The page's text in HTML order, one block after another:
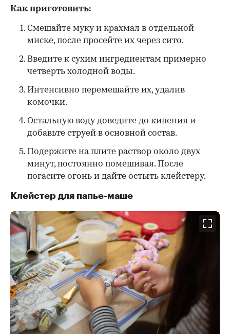
Как приготовить:
Смешайте муку и крахмал в отдельной
миске, после просейте их через сито.
Введите к сухим ингредиентам примерно
четверть холодной воды.
Интенсивно перемешайте их, удалив
комочки.
Остальную воду доведите до кипения и
добавьте струей в основной состав.
Подержите на плите раствор около двух
минут, постоянно помешивая. После
погасите огонь и дайте остыть клейстеру.
Клейстер для папье-маше